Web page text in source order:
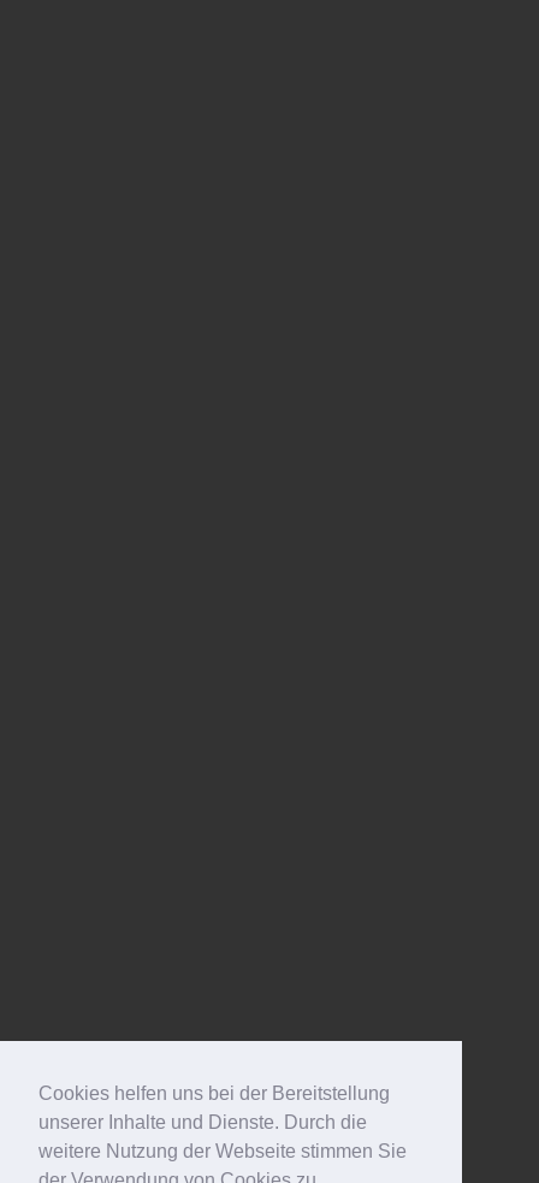
Cookies helfen uns bei der Bereitstellung
unserer Inhalte und Dienste. Durch die
weitere Nutzung der Webseite stimmen Sie